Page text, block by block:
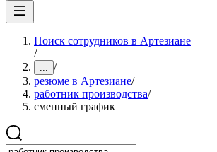
Поиск сотрудников в Артезиане
/
... /
резюме в Артезиане/
работник производства/
сменный график